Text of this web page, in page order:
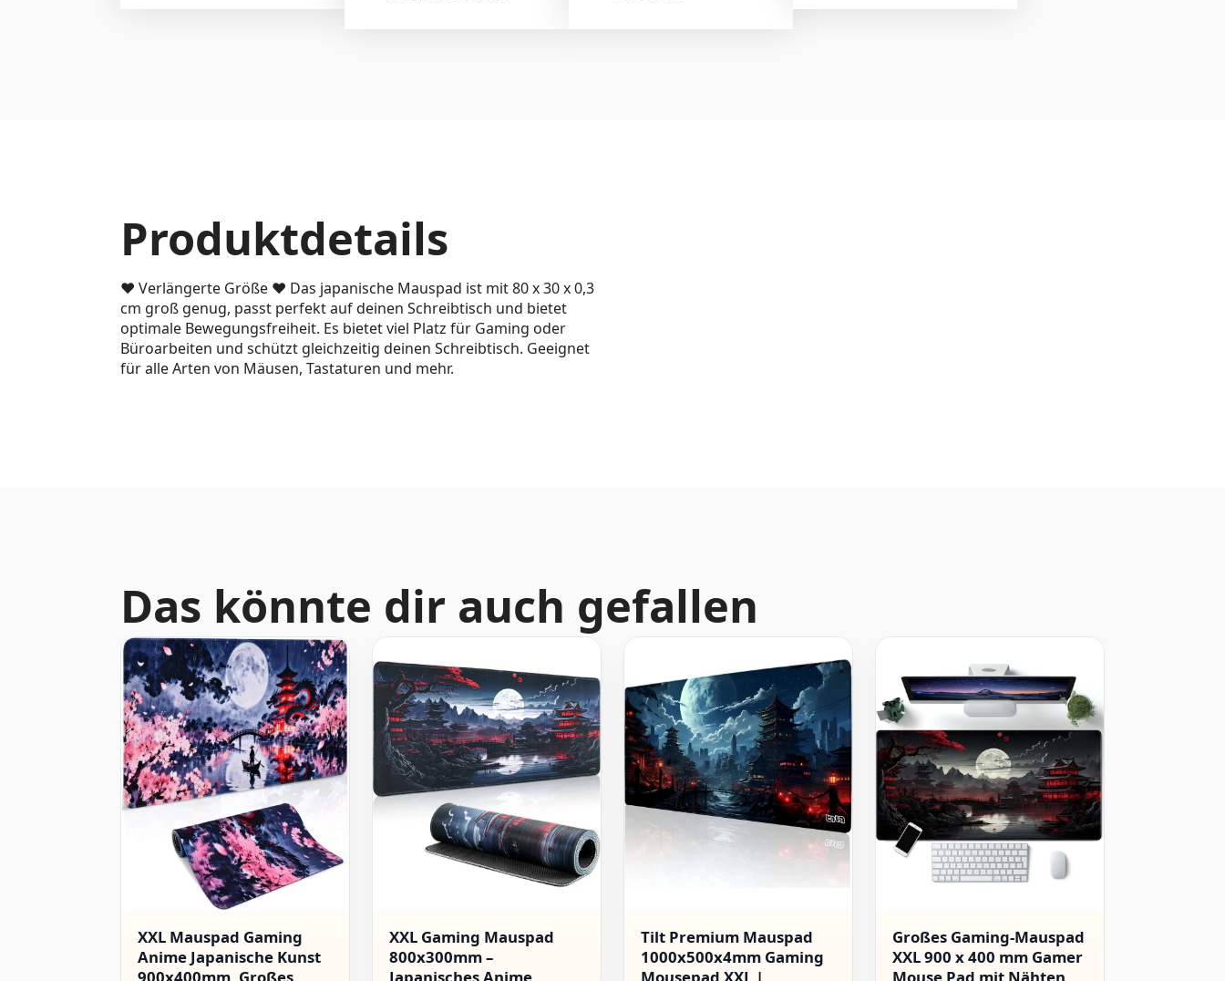
Produktdetails
❤ Verlängerte Größe ❤ Das japanische Mauspad ist mit 80 x 30 x 0,3
cm groß genug, passt perfekt auf deinen Schreibtisch und bietet
optimale Bewegungsfreiheit. Es bietet viel Platz für Gaming oder
Büroarbeiten und schützt gleichzeitig deinen Schreibtisch. Geeignet
für alle Arten von Mäusen, Tastaturen und mehr.
Das könnte dir auch gefallen
XXL Mauspad Gaming
Anime Japanische Kunst
900x400mm, Großes
XXL Gaming Mauspad
800x300mm –
Japanisches Anime
Tilt Premium Mauspad
1000x500x4mm Gaming
Mousepad XXL |
Großes Gaming-Mauspad
XXL 900 x 400 mm Gamer
Mouse Pad mit Nähten